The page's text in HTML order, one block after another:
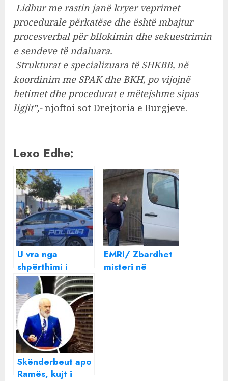
Lidhur me rastin janë kryer veprimet
procedurale përkatëse dhe është mbajtur
procesverbal për bllokimin dhe sekuestrimin
e sendeve të ndaluara.
Strukturat e specializuara të SHKBB, në
koordinim me SPAK dhe BKH, po vijojnë
hetimet dhe procedurat e mëtejshme sipas
ligjit”,-njoftoi sot Drejtoria e Burgjeve.
Lexo Edhe:
U vra nga
shpërthimi i
eksplozivit që po
i vendoste një
makine i riu ende
i paidentifikuar,
dyshohet se ishte
pjesë e një grupi
kriminal.
Shënjestra…
EMRI/ Zbardhet
misteri në
Skënderbeut apo
Ramës, kujt i